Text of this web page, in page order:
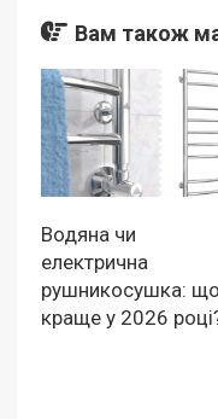
Вам також
Водяна чи
електрична
рушникосушка: що
краще у 2026